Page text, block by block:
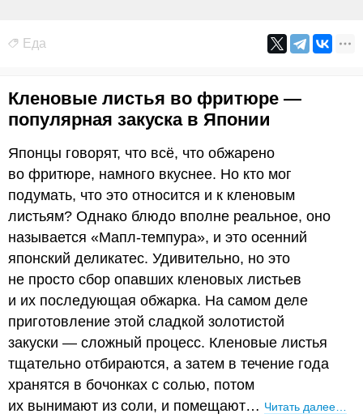
Еда
Кленовые листья во фритюре —
популярная закуска в Японии
Японцы говорят, что всё, что обжарено
во фритюре, намного вкуснее. Но кто мог
подумать, что это относится и к кленовым
листьям? Однако блюдо вполне реальное, оно
называется «Мапл-темпура», и это осенний
японский деликатес. Удивительно, но это
не просто сбор опавших кленовых листьев
и их последующая обжарка. На самом деле
приготовление этой сладкой золотистой
закуски — сложный процесс. Кленовые листья
тщательно отбираются, а затем в течение года
хранятся в бочонках с солью, потом
их вынимают из соли, и помещают… Читать далее…